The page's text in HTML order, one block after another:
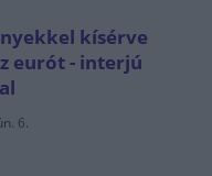
kísérve
eurót - interjú
6.